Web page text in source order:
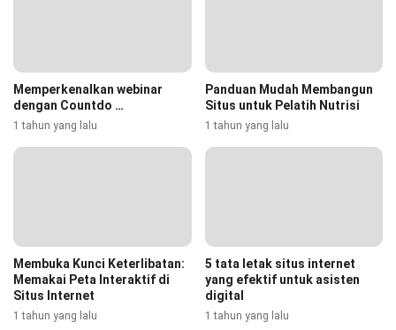
Memperkenalkan webinar
dengan Countdo …
1 tahun yang lalu
Panduan Mudah Membangun
Situs untuk Pelatih Nutrisi
1 tahun yang lalu
Membuka Kunci Keterlibatan:
Memakai Peta Interaktif di
Situs Internet
1 tahun yang lalu
5 tata letak situs internet
yang efektif untuk asisten
digital
1 tahun yang lalu